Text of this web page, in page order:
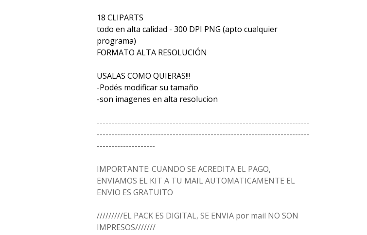
18 CLIPARTS
todo en alta calidad - 300 DPI PNG (apto cualquier
programa)
FORMATO ALTA RESOLUCIÓN
USALAS COMO QUIERAS!!!
-Podés modificar su tamaño
-son imagenes en alta resolucion
-------------------------------------------------------------------------
-------------------------------------------------------------------------
--------------------
IMPORTANTE: CUANDO SE ACREDITA EL PAGO,
ENVIAMOS EL KIT A TU MAIL AUTOMATICAMENTE EL
ENVIO ES GRATUITO
/////////EL PACK ES DIGITAL, SE ENVIA por mail NO SON
IMPRESOS///////